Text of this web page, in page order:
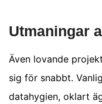
Utmaningar
Även lovande
sig för snabbt.
datahygien, oklart